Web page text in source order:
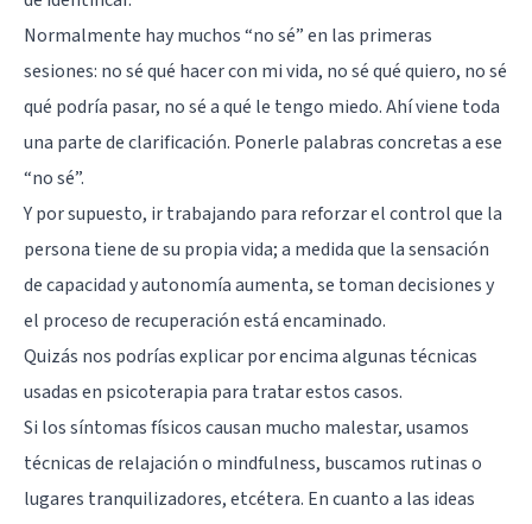
Normalmente hay muchos “no sé” en las primeras
sesiones: no sé qué hacer con mi vida, no sé qué quiero, no sé
qué podría pasar, no sé a qué le tengo miedo. Ahí viene toda
una parte de clarificación. Ponerle palabras concretas a ese
“no sé”.
Y por supuesto, ir trabajando para reforzar el control que la
persona tiene de su propia vida; a medida que la sensación
de capacidad y autonomía aumenta, se toman decisiones y
el proceso de recuperación está encaminado.
Quizás nos podrías explicar por encima algunas técnicas
usadas en psicoterapia para tratar estos casos.
Si los síntomas físicos causan mucho malestar, usamos
técnicas de relajación o mindfulness, buscamos rutinas o
lugares tranquilizadores, etcétera. En cuanto a las ideas